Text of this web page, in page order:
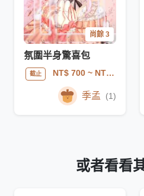
尚餘 3
氛圍半身驚喜包
截止 NT$ 700~ NT$ 1200
季孟 (1)
或者看看